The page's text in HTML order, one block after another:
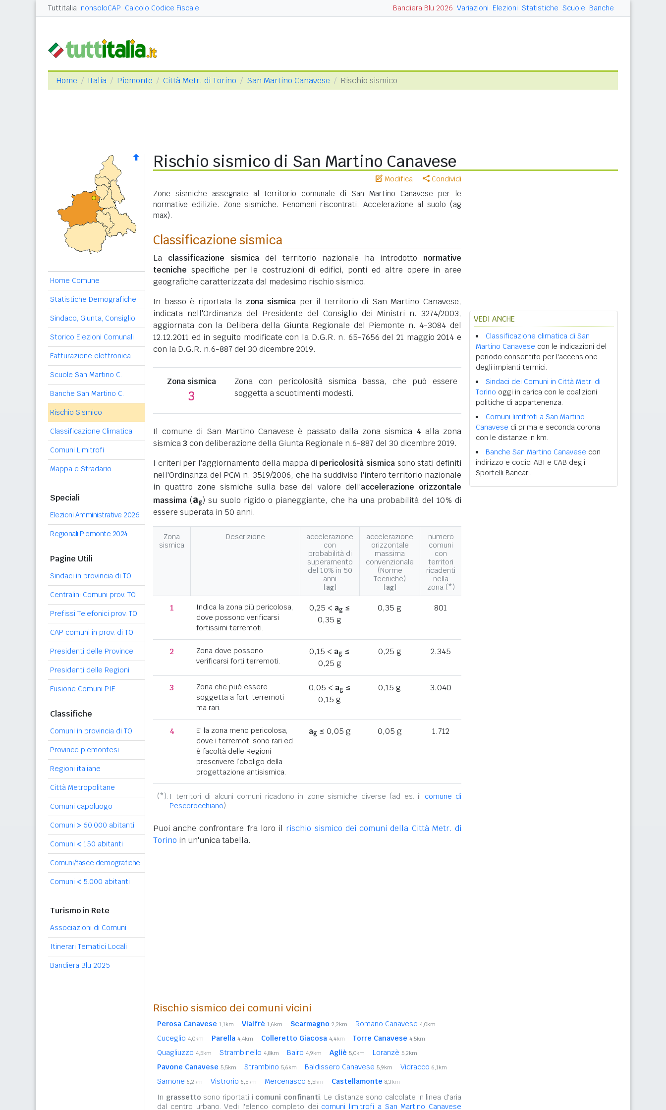
Tuttitalia nonsoloCAP Calcolo Codice Fiscale Bandiera Blu 2026 Variazioni Elezioni Statistiche Scuole Banche
Home Italia Piemonte Città Metr. di Torino San Martino Canavese Rischio sismico
Home Comune
Statistiche Demografiche
Sindaco, Giunta, Consiglio
Storico Elezioni Comunali
Fatturazione elettronica
Scuole San Martino C.
Banche San Martino C.
Rischio Sismico
Classificazione Climatica
Comuni Limitrofi
Mappa e Stradario
Speciali
Elezioni Amministrative 2026
Regionali Piemonte 2024
Pagine Utili
Sindaci in provincia di TO
Centralini Comuni prov. TO
Prefissi Telefonici prov. TO
CAP comuni in prov. di TO
Presidenti delle Province
Presidenti delle Regioni
Fusione Comuni PIE
Classifiche
Comuni in provincia di TO
Province piemontesi
Regioni italiane
Città Metropolitane
Comuni capoluogo
Comuni > 60.000 abitanti
Comuni < 150 abitanti
Comuni/fasce demografiche
Comuni < 5.000 abitanti
Turismo in Rete
Associazioni di Comuni
Itinerari Tematici Locali
Bandiera Blu 2025
Rischio sismico di San Martino Canavese
Modifica Condividi
Zone sismiche assegnate al territorio comunale di San Martino Canavese per le
normative edilizie. Zone sismiche. Fenomeni riscontrati. Accelerazione al suolo (ag
max).
Classificazione sismica
La classificazione sismica del territorio nazionale ha introdotto normative
tecniche specifiche per le costruzioni di edifici, ponti ed altre opere in aree
geografiche caratterizzate dal medesimo rischio sismico.
In basso è riportata la zona sismica per il territorio di San Martino Canavese,
indicata nell'Ordinanza del Presidente del Consiglio dei Ministri n. 3274/2003,
aggiornata con la Delibera della Giunta Regionale del Piemonte n. 4-3084 del
12.12.2011 ed in seguito modificate con la D.G.R. n. 65-7656 del 21 maggio 2014 e
con la D.G.R. n.6-887 del 30 dicembre 2019.
Zona sismica
3
Zona con pericolosità sismica bassa, che può essere
soggetta a scuotimenti modesti.
Il comune di San Martino Canavese è passato dalla zona sismica 4 alla zona
sismica3 con deliberazione della Giunta Regionale n.6-887 del 30 dicembre 2019.
I criteri per l'aggiornamento della mappa dipericolosità sismica sono stati definiti
nell'Ordinanza del PCM n. 3519/2006, che ha suddiviso l'intero territorio nazionale
in quattro zone sismiche sulla base del valore dell'accelerazione orizzontale
massima (ag) su suolo rigido o pianeggiante, che ha una probabilità del 10% di
essere superata in 50 anni.
Zona
sismica
Descrizione
accelerazione
con
probabilità di
superamento
del 10% in 50
anni
[ag]
accelerazione
orizzontale
massima
convenzionale
(Norme
Tecniche)
[ag]
numero
comuni
con
territori
ricadenti
nella
zona (*)
1
Indica la zona più pericolosa,
dove possono verificarsi
fortissimi terremoti.
0,25 < ag≤
0,35 g
0,35 g 801
2
Zona dove possono
verificarsi forti terremoti.
0,15 < ag ≤
0,25 g
0,25 g 2.345
3
Zona che può essere
soggetta a forti terremoti
ma rari.
0,05 < ag≤
0,15 g
0,15 g 3.040
4
E' la zona meno pericolosa,
dove i terremoti sono rari ed
è facoltà delle Regioni
prescrivere l’obbligo della
progettazione antisismica.
ag≤ 0,05 g 0,05 g 1.712
(*): I territori di alcuni comuni ricadono in zone sismiche diverse (ad es. il comune di
Pescorocchiano).
Puoi anche confrontare fra loro il rischio sismico dei comuni della Città Metr. di
Torino in un'unica tabella.
Rischio sismico dei comuni vicini
Perosa Canavese 1,1km Vialfrè 1,6km Scarmagno 2,2km Romano Canavese 4,0km
Cuceglio 4,0km Parella 4,4km Colleretto Giacosa 4,4km Torre Canavese 4,5km
Quagliuzzo 4,5km Strambinello 4,8km Bairo 4,9km Agliè 5,0km Loranzè 5,2km
Pavone Canavese 5,5km Strambino 5,6km Baldissero Canavese 5,9km Vidracco 6,1km
Samone 6,2km Vistrorio 6,5km Mercenasco 6,5km Castellamonte 8,3km
In grassetto sono riportati i comuni confinanti. Le distanze sono calcolate in linea d'aria
dal centro urbano. Vedi l'elenco completo dei comuni limitrofi a San Martino Canavese
VEDI ANCHE
Classificazione climatica di San
Martino Canavese con le indicazioni del
periodo consentito per l'accensione
degli impianti termici.
Sindaci dei Comuni in Città Metr. di
Torino oggi in carica con le coalizioni
politiche di appartenenza.
Comuni limitrofi a San Martino
Canavese di prima e seconda corona
con le distanze in km.
Banche San Martino Canavese con
indirizzo e codici ABI e CAB degli
Sportelli Bancari.